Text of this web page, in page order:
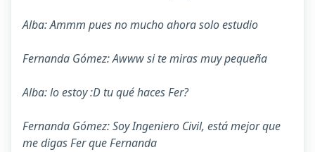
Alba: Ammm pues no mucho ahora solo estudio
Fernanda Gómez: Awww si te miras muy pequeña
Alba: lo estoy :D tu qué haces Fer?
Fernanda Gómez: Soy Ingeniero Civil, está mejor que
me digas Fer que Fernanda